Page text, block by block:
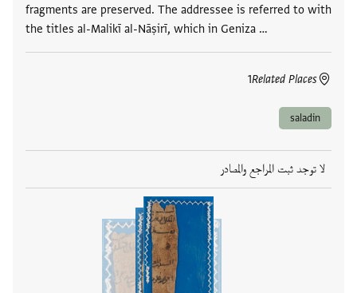
fragments are preserved. The addressee is referred to with
the titles al-Malikī al-Nāṣirī, which in Geniza …
Related Places
1
saladin
لا توجد ثبت المراجع والمصادر